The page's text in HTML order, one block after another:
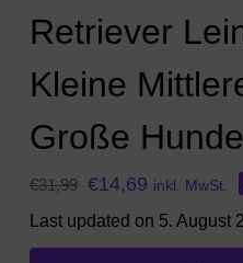
Retriever
Kleine
Große Hunde
€31,99 €14,69 inkl. MwSt.
Last updated on 5. August